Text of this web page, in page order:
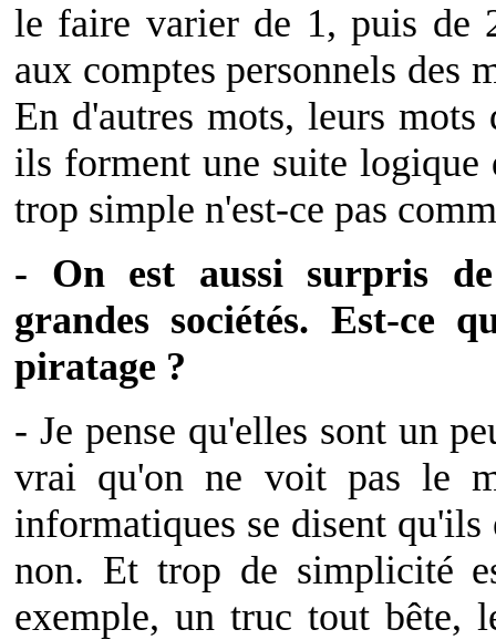
le faire varier de 1, puis de
aux comptes personnels des
En d'autres mots, leurs mots
ils forment une suite logique
trop simple n'est-ce pas
- On est aussi surpris
grandes sociétés. Est-ce
piratage ?
- Je pense qu'elles sont un
vrai qu'on ne voit pas le
informatiques se disent
non. Et trop de simplicité
exemple, un truc tout bête,